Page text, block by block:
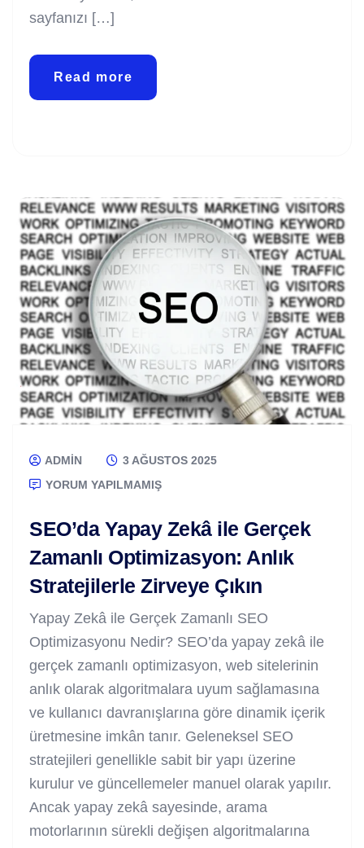
sayfanızı […]
Read more
ADMIN
3 AĞUSTOS 2025
YORUM YAPILMAMIŞ
SEO’da Yapay Zekâ ile Gerçek
Zamanlı Optimizasyon: Anlık
Stratejilerle Zirveye Çıkın
Yapay Zekâ ile Gerçek Zamanlı SEO
Optimizasyonu Nedir? SEO’da yapay zekâ ile
gerçek zamanlı optimizasyon, web sitelerinin
anlık olarak algoritmalara uyum sağlamasına
ve kullanıcı davranışlarına göre dinamik içerik
üretmesine imkân tanır. Geleneksel SEO
stratejileri genellikle sabit bir yapı üzerine
kurulur ve güncellemeler manuel olarak yapılır.
Ancak yapay zekâ sayesinde, arama
motorlarının sürekli değişen algoritmalarına